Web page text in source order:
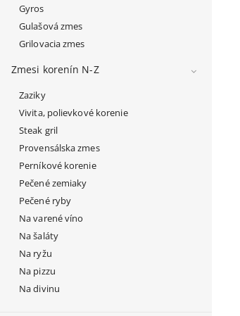
Gyros
Gulašová zmes
Grilovacia zmes
Zmesi korenín N-Z
Zaziky
Vivita, polievkové korenie
Steak gril
Provensálska zmes
Perníkové korenie
Pečené zemiaky
Pečené ryby
Na varené víno
Na šaláty
Na ryžu
Na pizzu
Na divinu